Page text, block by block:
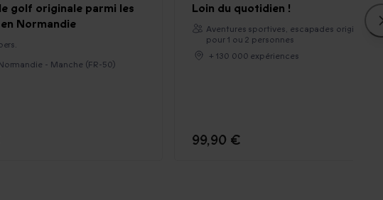
golf originale parmi les
Normandie
- Manche (FR-50)
Loin du quotidien !
Aventures sportives, escapades originales
pour 1 ou 2 personnes
+ 130 000 expériences
99,90 €